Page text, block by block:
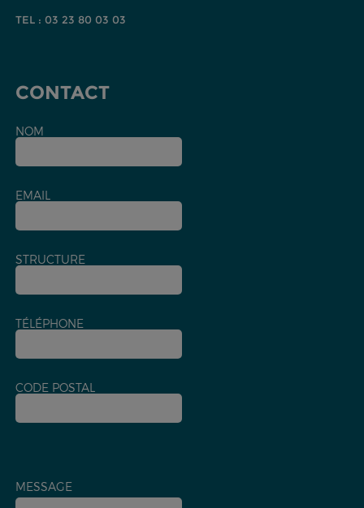
TEL : 03 23 80 03 03
CONTACT
NOM
EMAIL
STRUCTURE
TÉLÉPHONE
CODE POSTAL
MESSAGE